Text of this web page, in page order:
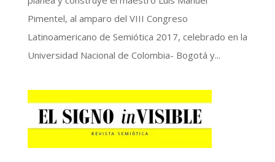
Pimentel, al amparo del VIII Congreso
Latinoamericano de Semiótica 2017, celebrado en la
Universidad Nacional de Colombia- Bogotá y...